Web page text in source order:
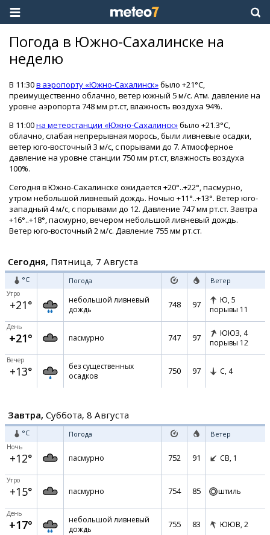
Погода в Южно-Сахалинске на
неделю
В 11:30в аэропорту «Южно-Сахалинск»было +21°C,
преимущественно облачно, ветер южный 5 м/с. Атм. давление на
уровне аэропорта 748 мм рт.ст, влажность воздуха 94%.
В 11:00на метеостанции «Южно-Сахалинск»было +21.3°C,
облачно, слабая непрерывная морось, были ливневые осадки,
ветер юго-восточный 3 м/с, с порывами до 7. Атмосферное
давление на уровне станции 750 мм рт.ст, влажность воздуха
100%.
Сегодня в Южно-Сахалинске ожидается +20°..+22°, пасмурно,
утром небольшой ливневый дождь. Ночью +11°..+13°. Ветер юго-
западный 4 м/с, с порывами до 12. Давление 747 мм рт.ст. Завтра
+16°..+18°, пасмурно, вечером небольшой ливневый дождь.
Ветер юго-восточный 2 м/с. Давление 755 мм рт.ст.
Сегодня, Пятница, 7 Августа
°C Погода Ветер
Утро
+21°
небольшой ливневый
дождь
748 97 Ю, 5
порывы 11
День
+21° пасмурно 747 97 ЮЮЗ, 4
порывы 12
Вечер
+13°
без существенных
осадков
750 97 С, 4
Завтра, Суббота, 8 Августа
°C Погода Ветер
Ночь
+12° пасмурно 752 91 СВ, 1
Утро
+15° пасмурно 754 85 штиль
День
+17°
небольшой ливневый
дождь
755 83 ЮЮВ, 2